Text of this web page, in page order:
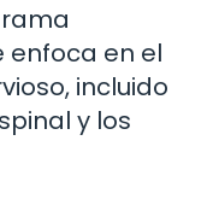
enfoca en el
incluido
y los